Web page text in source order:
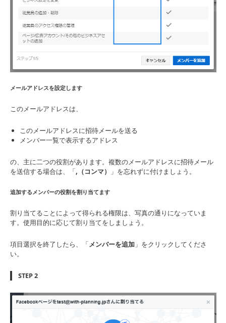
メールアドレスを設定します
このメールアドレスは、
このメールアドレスに招待メールを送る
メンバー一覧で表示するアドレス
の、主に二つの役割があります。複数のメールアドレスに招待メール
を送信する場合は、「,（コンマ） 」を忘れずに付けましょう。
追加するメンバーの役割を割り当てます
割り当てることによって得られる権限は、写真の通りになっていま
す。使用目的に応じて割り当てをしましょう。
項目選択を終了したら、「メンバーを追加」をクリックしてくださ
い。
STEP 2